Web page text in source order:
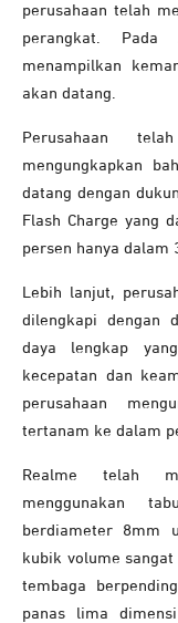
perusahaan telah
perangkat. Pada
menampilkan
akan datang.
Perusahaan
mengungkapkan
datang dengan
Flash Charge yang
persen hanya dalam
Lebih lanjut,
dilengkapi dengan
daya lengkap
kecepatan dan
perusahaan
tertanam ke dalam
Realme telah
menggunakan
berdiameter 8mm
kubik volume
tembaga
panas lima